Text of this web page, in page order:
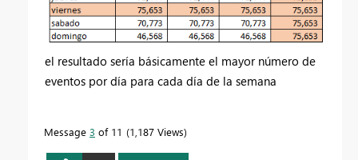
el resultado sería básicamente el mayor número de
eventos por día para cada día de la semana
Message 3 of 11 1,187 Views